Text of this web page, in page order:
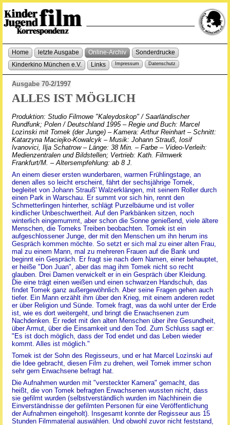
Home letzte Ausgabe Online-Archiv
Sonderdrucke
Kinderkino München e.V.
Links Impressum Datenschutz
Ausgabe 70-2/1997
ALLES IST MÖGLICH
Produktion: Studio Filmowe "Kaleydoskop" / Saarländischer
Rundfunk; Polen / Deutschland 1995 – Regie und Buch: Marcel
Lozìnski mit Tomek (der Junge) – Kamera: Arthur Reinhart – Schnitt:
Katarzyna Maciejko-Kowalcyk – Musik: Johann Strauß, Iosif
Ivanovici, Ilja Schatrow – Länge: 38 Min. – Farbe – Video-Verleih:
Medienzentralen und Bildstellen; Vertrieb: Kath. Filmwerk
Frankfurt/M. – Altersempfehlung: ab 8 J.
An einem dieser ersten wunderbaren, warmen Frühlingstage, an
denen alles so leicht erscheint, fährt der sechsjährige Tomek,
begleitet von Johann Strauß' Walzerklängen, mit seinem Roller durch
einen Park in Warschau. Er summt vor sich hin, rennt den
Schmetterlingen hinterher, schlägt Purzelbäume und ist voller
kindlicher Unbeschwertheit. Auf den Parkbänken sitzen, noch
winterlich eingemummt, aber schon die Sonne genießend, viele ältere
Menschen, die Tomeks Treiben beobachten. Tomek ist ein
aufgeschlossener Junge, der mit den Menschen um ihn herum ins
Gespräch kommen möchte. So setzt er sich mal zu einer alten Frau,
mal zu einem Mann, mal zu mehreren Frauen auf die Bank und
beginnt ein Gespräch. Er fragt sie nach dem Namen, einer behauptet,
er heiße "Don Juan", aber das mag ihm Tomek nicht so recht
glauben. Drei Damen verwickelt er in ein Gespräch über Kleidung.
Die eine trägt einen weißen und einen schwarzen Handschuh, das
findet Tomek ganz außergewöhnlich. Aber seine Fragen gehen auch
tiefer. Ein Mann erzählt ihm über den Krieg, mit einem anderen redet
er über Religion und Sünde. Tomek fragt, was da wohl unter der Erde
ist, wie es dort weitergeht, und bringt die Erwachsenen zum
Nachdenken. Er redet mit den alten Menschen über ihre Gesundheit,
über Armut, über die Einsamkeit und den Tod. Zum Schluss sagt er:
"Es ist doch möglich, dass der Tod endet und das Leben wieder
kommt. Alles ist möglich."
Tomek ist der Sohn des Regisseurs, und er hat Marcel Lozìnski auf
die Idee gebracht, diesen Film zu drehen, weil Tomek immer schon
sehr gern Erwachsene befragt hat.
Die Aufnahmen wurden mit "versteckter Kamera" gemacht, das
heißt, die von Tomek befragten Erwachsenen wussten nicht, dass
sie gefilmt wurden (selbstverständlich wurden im Nachhinein die
Einverständnisse der gefilmten Personen für eine Veröffentlichung
der Aufnahmen eingeholt). Insgesamt konnte der Regisseur aus 15
Stunden Filmmaterial auswählen. Und obwohl zuvor nicht feststand,